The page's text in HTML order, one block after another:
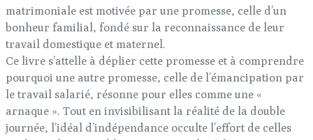
matri­moniale est motivée par une promesse, celle d’un
bonheur familial, fondé sur la reconnaissance de leur
travail domestique et maternel.
Ce livre s’attelle à déplier cette promesse et à com­prendre
pourquoi une autre promesse, celle de l’éman­cipation par
le travail salarié, résonne pour elles comme une «
arnaque ». Tout en invisibilisant la réalité de la double
journée, l’idéal d’indépendance occulte l’effort de celles